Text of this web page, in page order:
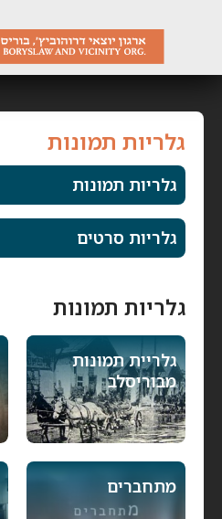
גלריות תמונות
גלריות תמונות
גלריות סרטים
גלריות תמונות
גלריית תמונות
מבוריסלב
מתחברים